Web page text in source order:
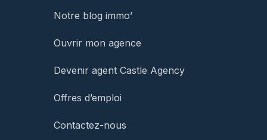
Notre blog immo’
Ouvrir mon agence
Devenir agent Castle Agency
Offres d’emploi
Contactez-nous